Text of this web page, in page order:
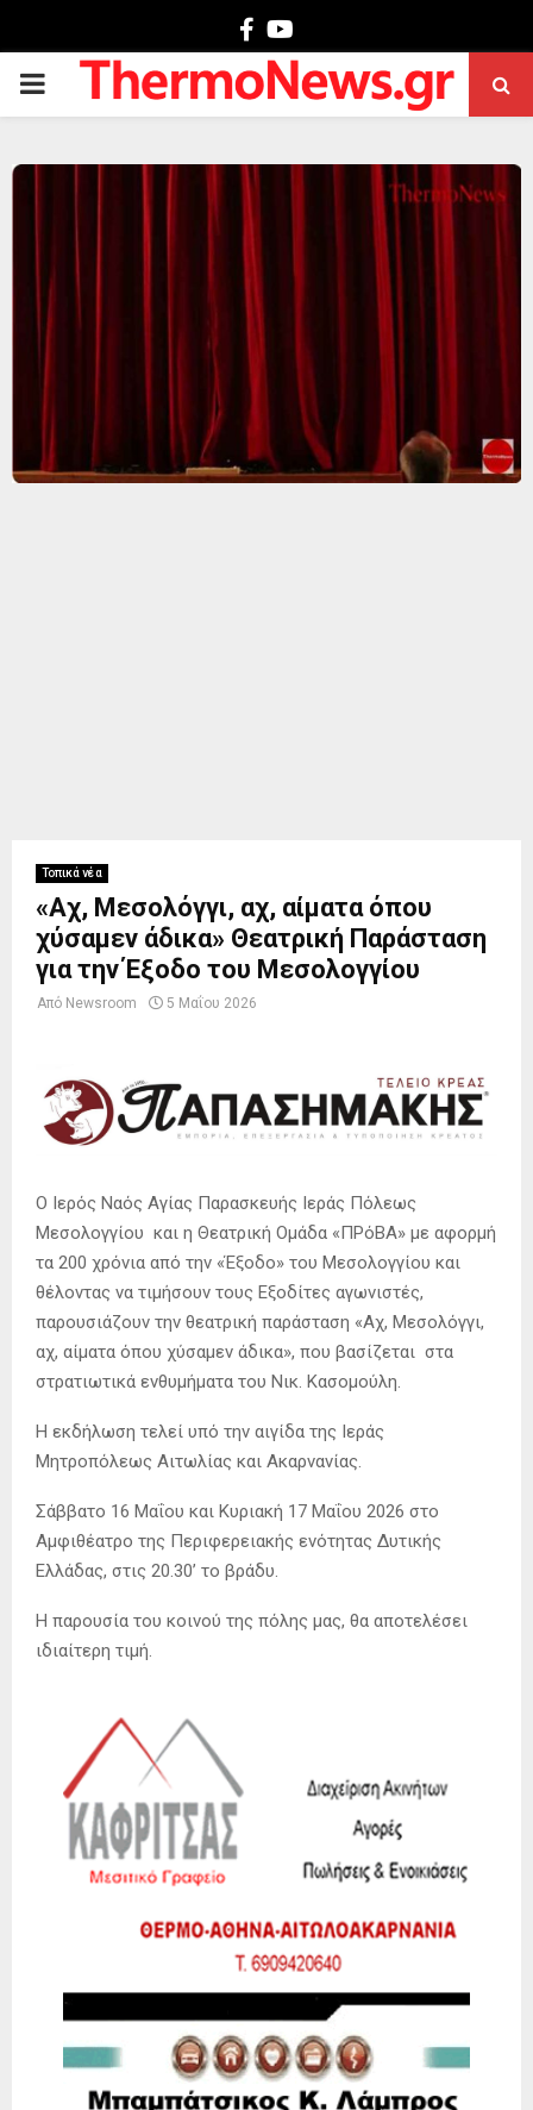
Facebook
PRIMARY
Τοπικά νέα
«Αχ, Μεσολόγγι, αχ, αίματα όπου
χύσαμεν άδικα» Θεατρική Παράσταση
για την Έξοδο του Μεσολογγίου
Από Newsroom 5 Μαΐου 2026
Ο Ιερός Ναός Αγίας Παρασκευής Ιεράς Πόλεως
Μεσολογγίου και η Θεατρική Ομάδα «ΠΡόΒΑ» με αφορμή
τα 200 χρόνια από την «Έξοδο» του Μεσολογγίου και
θέλοντας να τιμήσουν τους Εξοδίτες αγωνιστές,
παρουσιάζουν την θεατρική παράσταση «Αχ, Μεσολόγγι,
αχ, αίματα όπου χύσαμεν άδικα», που βασίζεται στα
στρατιωτικά ενθυμήματα του Νικ. Κασομούλη.
Η εκδήλωση τελεί υπό την αιγίδα της Ιεράς
Μητροπόλεως Αιτωλίας και Ακαρνανίας.
Σάββατο 16 Μαΐου και Κυριακή 17 Μαΐου 2026 στο
Αμφιθέατρο της Περιφερειακής ενότητας Δυτικής
Ελλάδας, στις 20.30’ το βράδυ.
Η παρουσία του κοινού της πόλης μας, θα αποτελέσει
ιδιαίτερη τιμή.